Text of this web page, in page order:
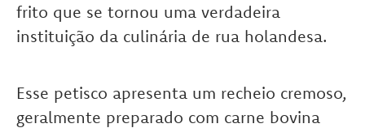
frito que se tornou uma verdadeira
instituição da culinária de rua holandesa.
Esse petisco apresenta um recheio cremoso,
geralmente preparado com carne bovina